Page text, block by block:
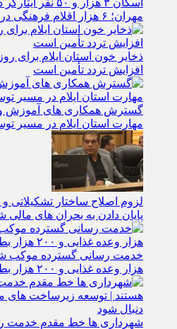
اسکان ۳ هزار و ۵۰
مهران؛ ۶ هزار اقلام فرهنگی در موکب سلام شهید توزیع شد
ذخایر خون استان ایلام برای
افزایش تردد تأمین است
گسترش همکاری‌ های آموزش و
مهارت استان ایلام در مسیر
لزوم اصلاح ساختار تشکیلاتی و
پایان دادن به بحران‌ های مالی
هزار وعده غذایی و ۲۰۰ هزار بطری آب معدنی